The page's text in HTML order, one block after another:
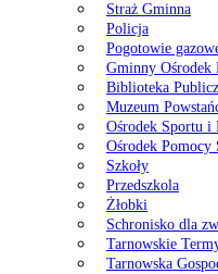
Straż Gminna
Policja
Pogotowie
Gminny
Biblioteka
Muzeum
Ośrodek Sportu i
Ośrodek Pomocy
Szkoły
Przedszkola
Żłobki
Schronisko dla
Tarnowskie
Tarnowska